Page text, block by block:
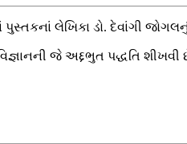
પુસ્તકનાં લેખિકા ડો. દેવાંગી
જે અદ્દભુત પદ્ધતિ